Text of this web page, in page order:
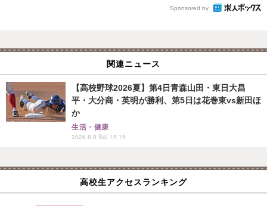
Sponsored by
関連ニュース
【高校野球2026夏】第4日青森山田・東日大昌
平・大分商・英明が勝利、第5日は花巻東vs新田ほ
か
生活・健康
2026.8.8 Sat 15:15
高校生アクセスランキング